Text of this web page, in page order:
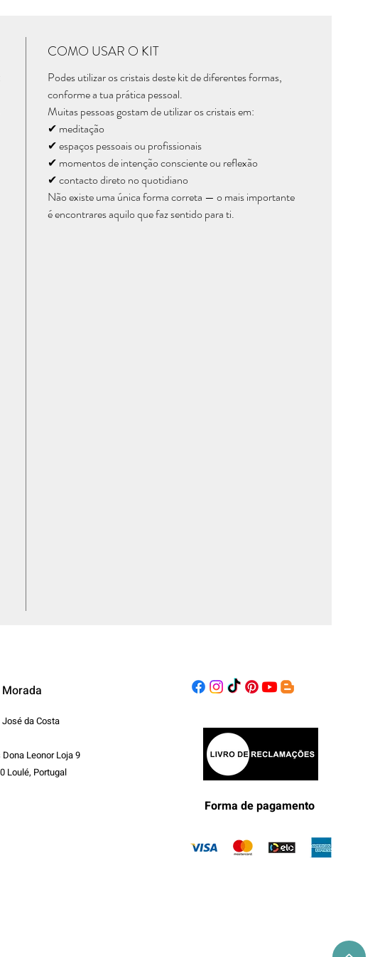
COMO USAR O KIT
Podes utilizar os cristais deste kit de diferentes formas,
conforme a tua prática pessoal.
Muitas pessoas gostam de utilizar os cristais em:
✔ meditação
✔ espaços pessoais ou profissionais
✔ momentos de intenção consciente ou reflexão
✔ contacto direto no quotidiano
Não existe uma única forma correta — o mais importante
é encontrares aquilo que faz sentido para ti.
Morada
da Costa
Leonor Loja 9
Loulé, Portugal
Forma de pagamento